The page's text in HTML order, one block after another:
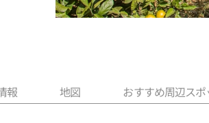
報 地図 おすすめ周辺スポ